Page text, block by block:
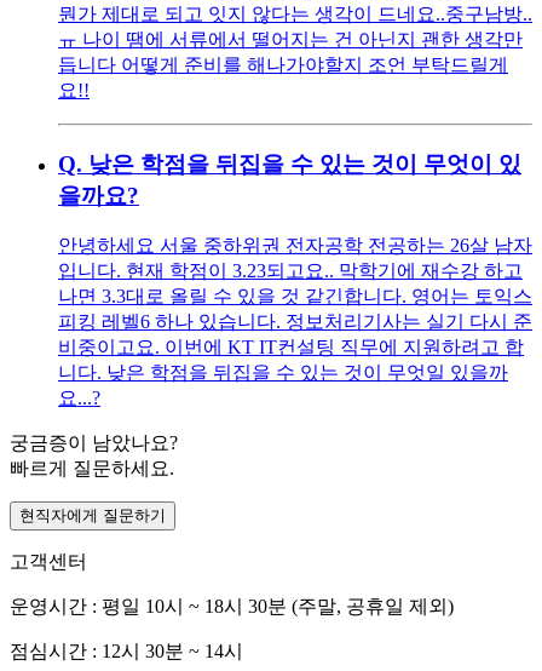
뭔가 제대로 되고 잇지 않다는 생각이 드네요..중구남방..
ㅠ 나이 땜에 서류에서 떨어지는 건 아닌지 괜한 생각만
듭니다 어떻게 준비를 해나가야할지 조언 부탁드릴게
요!!
Q. 낮은 학점을 뒤집을 수 있는 것이 무엇이 있
을까요?
안녕하세요 서울 중하위권 전자공학 전공하는 26살 남자
입니다. 현재 학점이 3.23되고요.. 막학기에 재수강 하고
나면 3.3대로 올릴 수 있을 것 같긴합니다. 영어는 토익스
피킹 레벨6 하나 있습니다. 정보처리기사는 실기 다시 준
비중이고요. 이번에 KT IT컨설팅 직무에 지원하려고 합
니다. 낮은 학점을 뒤집을 수 있는 것이 무엇일 있을까
요...?
궁금증이 남았나요?
빠르게 질문하세요.
현직자에게 질문하기
고객센터
운영시간 : 평일 10시 ~ 18시 30분 (주말, 공휴일 제외)
점심시간 : 12시 30분 ~ 14시